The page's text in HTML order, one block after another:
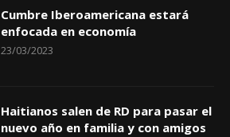
Cumbre Iberoamericana estará
enfocada en economía
23/03/2023
Haitianos salen de RD para pasar el
nuevo año en familia y con amigos